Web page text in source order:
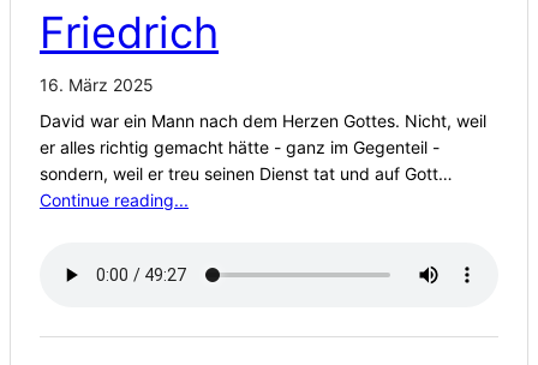
Friedrich
16. März 2025
David war ein Mann nach dem Herzen Gottes. Nicht, weil
er alles richtig gemacht hätte - ganz im Gegenteil -
sondern, weil er treu seinen Dienst tat und auf Gott…
Continue reading...